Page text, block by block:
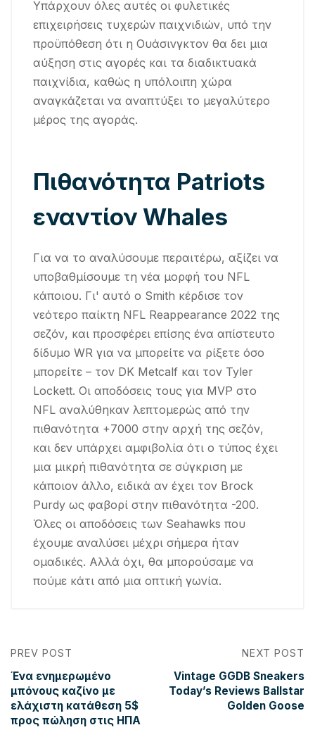
Υπάρχουν όλες αυτές οι φυλετικές
επιχειρήσεις τυχερών παιχνιδιών, υπό την
προϋπόθεση ότι η Ουάσινγκτον θα δει μια
αύξηση στις αγορές και τα διαδικτυακά
παιχνίδια, καθώς η υπόλοιπη χώρα
αναγκάζεται να αναπτύξει το μεγαλύτερο
μέρος της αγοράς.
Πιθανότητα Patriots
εναντίον Whales
Για να το αναλύσουμε περαιτέρω, αξίζει να
υποβαθμίσουμε τη νέα μορφή του NFL
κάποιου. Γι' αυτό ο Smith κέρδισε τον
νεότερο παίκτη NFL Reappearance 2022 της
σεζόν, και προσφέρει επίσης ένα απίστευτο
δίδυμο WR για να μπορείτε να ρίξετε όσο
μπορείτε – τον DK Metcalf και τον Tyler
Lockett. Οι αποδόσεις τους για MVP στο
NFL αναλύθηκαν λεπτομερώς από την
πιθανότητα +7000 στην αρχή της σεζόν,
και δεν υπάρχει αμφιβολία ότι ο τύπος έχει
μια μικρή πιθανότητα σε σύγκριση με
κάποιον άλλο, ειδικά αν έχει τον Brock
Purdy ως φαβορί στην πιθανότητα -200.
Όλες οι αποδόσεις των Seahawks που
έχουμε αναλύσει μέχρι σήμερα ήταν
ομαδικές. Αλλά όχι, θα μπορούσαμε να
πούμε κάτι από μια οπτική γωνία.
PREV POST
Ένα ενημερωμένο
μπόνους καζίνο με
ελάχιστη κατάθεση 5$
προς πώληση στις ΗΠΑ
NEXT POST
Vintage GGDB Sneakers
Today’s Reviews Ballstar
Golden Goose